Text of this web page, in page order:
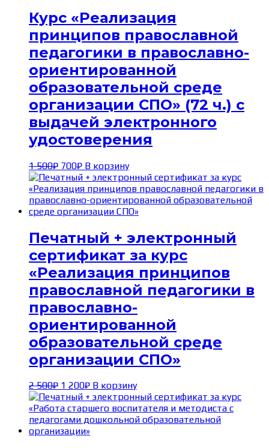
Курс «Реализация
принципов православной
педагогики в православно-
ориентированной
образовательной среде
организации СПО» (72 ч.) с
выдачей электронного
удостоверения
1 500₽ Первоначальная
цена
составляла
1 500₽.
700₽Текущая
цена:
700₽.
В корзину
Печатный + электронный
сертификат за курс
«Реализация принципов
православной педагогики в
православно-
ориентированной
образовательной среде
организации СПО»
2 500₽ Первоначальная
цена
составляла
2 500₽.
1 200₽Текущая
цена:
1 200₽.
В корзину